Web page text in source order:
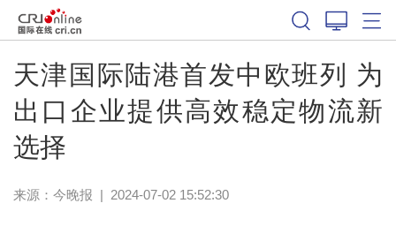
天津国际陆港首发中欧班列 为
出口企业提供高效稳定物流新
选择
来源： 今晚报 | 2024-07-02 15:52:30